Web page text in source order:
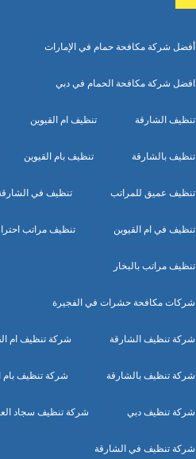
أفضل شركة مكافحة حمام في الإمارات
افضل شركة مكافحة الحمام في دبي
تنظيف الشارقة تنظيف ام القيوين
تنظيف بالشارقة تنظيف بام القيوين
تنظيف عميق للمراتب تنظيف في
تنظيف في ام القيوين تنظيف مراتب
تنظيف مراتب بالبخار
شركات مكافحة حشرات في الفجيرة
شركة تنظيف الشارقة شركة تنظيف ام
شركة تنظيف بالشارقة شركة تنظيف بام
شركة تنظيف دبي شركة تنظيف سجاد
شركة تنظيف في الشارقة